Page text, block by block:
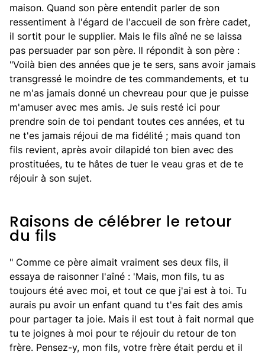
maison. Quand son père entendit parler de son
ressentiment à l'égard de l'accueil de son frère cadet,
il sortit pour le supplier. Mais le fils aîné ne se laissa
pas persuader par son père. Il répondit à son père :
"Voilà bien des années que je te sers, sans avoir jamais
transgressé le moindre de tes commandements, et tu
ne m'as jamais donné un chevreau pour que je puisse
m'amuser avec mes amis. Je suis resté ici pour
prendre soin de toi pendant toutes ces années, et tu
ne t'es jamais réjoui de ma fidélité ; mais quand ton
fils revient, après avoir dilapidé ton bien avec des
prostituées, tu te hâtes de tuer le veau gras et de te
réjouir à son sujet.
Raisons de célébrer le retour
du fils
" Comme ce père aimait vraiment ses deux fils, il
essaya de raisonner l'aîné : 'Mais, mon fils, tu as
toujours été avec moi, et tout ce que j'ai est à toi. Tu
aurais pu avoir un enfant quand tu t'es fait des amis
pour partager ta joie. Mais il est tout à fait normal que
tu te joignes à moi pour te réjouir du retour de ton
frère. Pensez-y, mon fils, votre frère était perdu et il